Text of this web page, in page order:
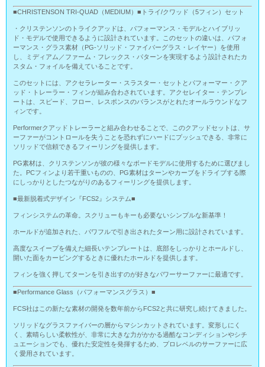
■CHRISTENSON TRI-QUAD（MEDIUM）■トライ/クワッド（5フィン）セット
・クリステンソンのトライクアッドは、パフォーマンス・モデルとハイブリッ
ド・モデルで使用できるように設計されています。このセットの違いは、パフォ
ーマンス・グラス素材（PG-ソリッド・ファイバーグラス・レイヤー）を使用
し、ミディアム／ファーム・フレックス・パターンを実現するよう設計されたカ
スタム・フォイルを備えていることです。
このセットには、アクセラレーター・スラスター・セットとパフォーマー・クア
ッド・トレーラー・フィンが組み合わされています。アクセレイター・テンプレ
ートは、スピード、フロー、レスポンスのバランスがとれたオールラウンドなフ
ィンです。
Performerクアッドトレーラーと組み合わせることで、このクアッドセットは、サ
ーファーがコントロールを失うことを恐れずにハードにプッシュできる、非常に
ソリッドで信頼できるフィーリングを提供します。
PG素材は、クリステンソンが彼の様々なボードモデルに使用するために選びまし
た。PCフィンより若干重いものの、PG素材はターンやカーブをドライブする際
にしっかりとしたつながりのあるフィーリングを提供します。
■最新脱着式デザイン『FCS2』システム■
フィンシステムの革命。スクリューもキーも必要ないシンプルな新基準！
ホールドが追加された、パワフルで引き出されたターン用に設計されています。
高度なスイープを備えた細長いテンプレートは、底部をしっかりとホールドし、
開いた面をカービングするときに優れたホールドを提供します。
フィンを強く押してターンを引き出すのが好きなパワーサーファーに最適です。
■Performance Glass（パフォーマンスグラス）■
FCS社はこの新たな素材の開発を数年前からFCS2と共に研究し続けてきました。
ソリッドなグラスファイバーの層からマシンカットされています。変形しにく
く、素晴らしい柔軟性が、非常に大きな力がかかる過酷なコンディションやシチ
ュエーションでも、優れた安定性を発揮するため、プロレベルのサーファーに広
く愛用されています。